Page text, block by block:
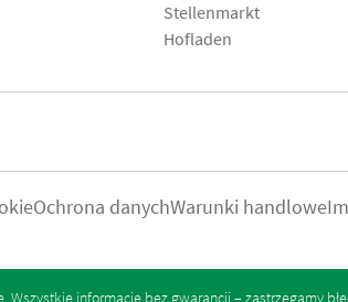
Stellenmarkt
Hofladen
Ochrona danychWarunki handlowe
informacje bez gwarancji – zastrzegamy